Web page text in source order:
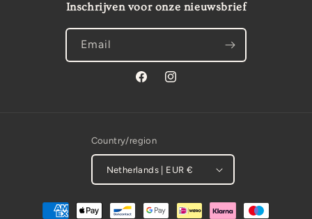
Inschrijven voor onze nieuwsbrief
Email
FacebookInstagram
Country/region
Netherlands | EUR €
Payment